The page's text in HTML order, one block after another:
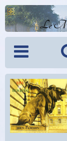
Le
Menu